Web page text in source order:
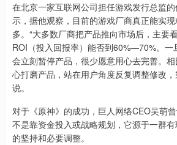
在北京一家互联网公司担任游戏发行总监
示，据他观察，目前的游戏厂商真正能实
多。“大多数厂商把产品推向市场后，主要
ROI（投入回报率）能否到60%—70%。一
会立刻暂停产品，很少愿意用心去完善。
心打磨产品，站在用户角度反复调整修改
说。
对于《原神》的成功，巨人网络CEO吴萌
不是靠资金投入或战略规划，它源于一群
的坚持和必要调整。